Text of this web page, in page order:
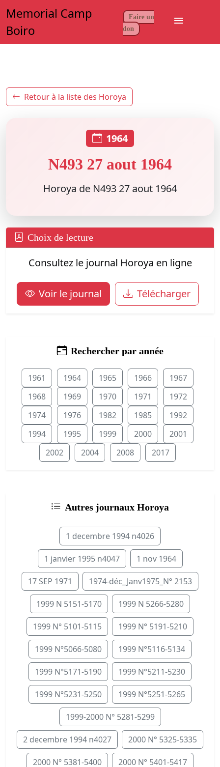
Memorial Camp
Boiro
Faire un
don
menu
Retour à la liste des Horoya
1964
N493 27 aout 1964
Horoya de N493 27 aout 1964
Choix de lecture
Consultez le journal Horoya en ligne
Voir le journal Télécharger
Rechercher par année
1961 1964 1965 1966
1967
1968
1969 1970 1971
1972
1974
1976 1982 1985
1992
1994
1995 1999 2000
2001
2002
2004 2008 2017
Autres journaux Horoya
1 decembre 1994 n4026
1 janvier 1995 n4047 1 nov 1964
17 SEP 1971 1974-déc_Janv1975_N° 2153
1999 N 5151-5170 1999 N 5266-5280
1999 N° 5101-5115 1999 N° 5191-5210
1999 N°5066-5080 1999 N°5116-5134
1999 N°5171-5190 1999 N°5211-5230
1999 N°5231-5250 1999 N°5251-5265
1999-2000 N° 5281-5299
2 decembre 1994 n4027 2000 N° 5325-5335
2000 N° 5381-5400 2000 N° 5401-5417